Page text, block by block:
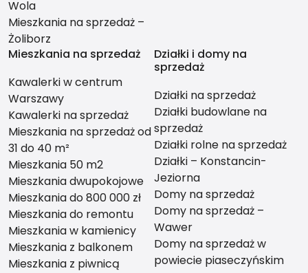
Wola
Mieszkania na sprzedaż –
Żoliborz
Mieszkania na sprzedaż
Kawalerki w centrum
Warszawy
Kawalerki na sprzedaż
Mieszkania na sprzedaż od
31 do 40 m²
Mieszkania 50 m2
Mieszkania dwupokojowe
Mieszkania do 800 000 zł
Mieszkania do remontu
Mieszkania w kamienicy
Mieszkania z balkonem
Mieszkania z piwnicą
Działki i domy na
sprzedaż
Działki na sprzedaż
Działki budowlane na
sprzedaż
Działki rolne na sprzedaż
Działki – Konstancin-
Jeziorna
Domy na sprzedaż
Domy na sprzedaż –
Wawer
Domy na sprzedaż w
powiecie piaseczyńskim